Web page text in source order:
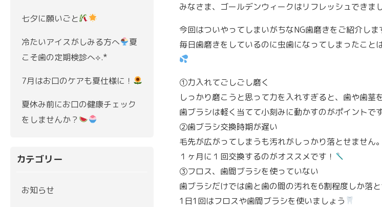
みなさま、ゴールデンウィークはリフレッシュできま
今回はついやってしまいがちなNG歯磨きをご紹介しま
毎日歯磨きをしているのに虫歯になってしまったこ
①力入れてごしごし磨く
しっかり磨こうと思って力を入れすぎると、歯や歯茎
歯ブラシは軽く当てて小刻みに動かすのがポイントで
②歯ブラシ交換時期が遅い
毛先が広がってしまうも汚れがしっかり落とせません。
１ヶ月に１回交換するのがオススメです！
③フロス、歯間ブラシを使っていない
歯ブラシだけでは歯と歯の間の汚れを6割程度しか落と
1日1回はフロスや歯間ブラシを使いましょう
七夕に願いごと
冷たいアイスがしみる方へ
夏
こそ歯の定期検診へ⟡.*
7月はお口のケアも夏仕様に！
夏休み前にお口の健康チェック
をしませんか？
カテゴリー
お知らせ